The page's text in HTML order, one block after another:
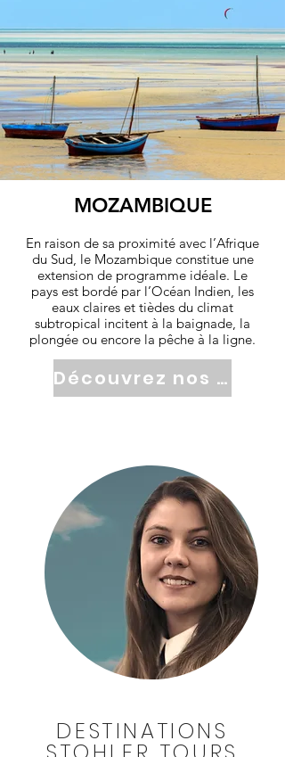
MOZAMBIQUE
En raison de sa proximité avec l’Afrique
du Sud, le Mozambique constitue une
extension de programme idéale. Le
pays est bordé par l’Océan Indien, les
eaux claires et tièdes du climat
subtropical incitent à la baignade, la
plongée ou encore la pêche à la ligne.
De nombreuses épaves et des barrières
de corail peuvent être observées en
plongée. En outre, d’août à novembre,
découvrez
Découvrez nos promos
DESTINATIONS